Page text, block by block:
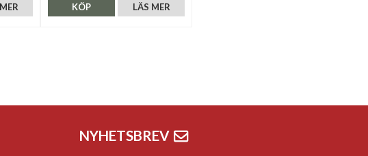
LÄS MER
KÖP
NYHETSBREV